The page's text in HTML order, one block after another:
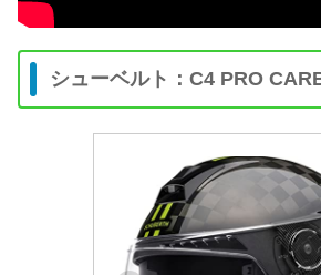
シューベルト：C4 PRO